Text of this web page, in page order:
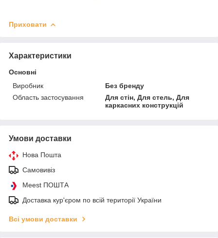
Приховати
Характеристики
Основні
Виробник
Без бренду
Область застосування
Для стін, Для стель, Для
каркасних конструкцій
Умови доставки
Нова Пошта
Самовивіз
Meest ПОШТА
Доставка кур'єром по всій території України
Всі умови доставки